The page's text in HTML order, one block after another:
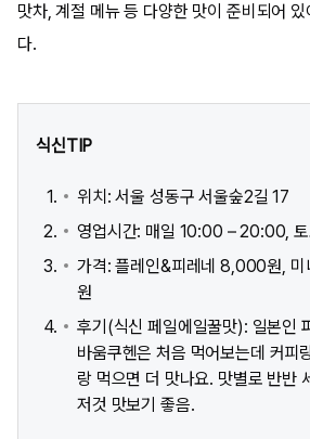
맛차, 계절 메뉴 등 다양한 맛이 준비되어
다.
식신TIP
위치: 서울 성동구 서울숲2길 17
영업시간: 매일 10:00 – 20:00,
가격: 플레인&피레네 8,000원,
원
후기(식신 페일에일꿀맛): 일본인
바움쿠헨은 처음 먹어보는데 커피
랑 먹으면 더 맛나요. 맛별로 반반
저것 맛보기 좋음.